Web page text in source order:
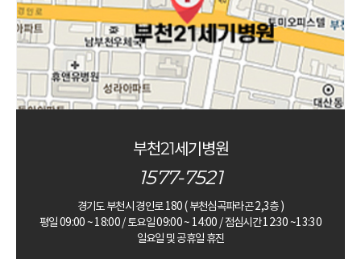
부천21세기병원
1577-7521
경기도 부천시 경인로 180 ( 부천심곡파라곤 2,3층 )
평일 09:00 ~ 18:00 / 토요일 09:00 ~ 14:00 / 점심시간 12:30 ~13:30
일요일 및 공휴일 휴진